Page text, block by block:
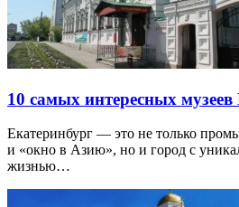
10 самых интересных музеев
Екатеринбург — это не только
и «окно в Азию», но и город с
жизнью…